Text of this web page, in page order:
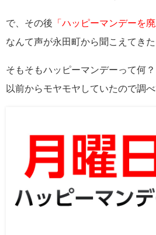
で、その後 「ハッピーマンデーを
なんて声が永田町から聞こえてきた
そもそもハッピーマンデーって何？
以前からモヤモヤしていたので調べ